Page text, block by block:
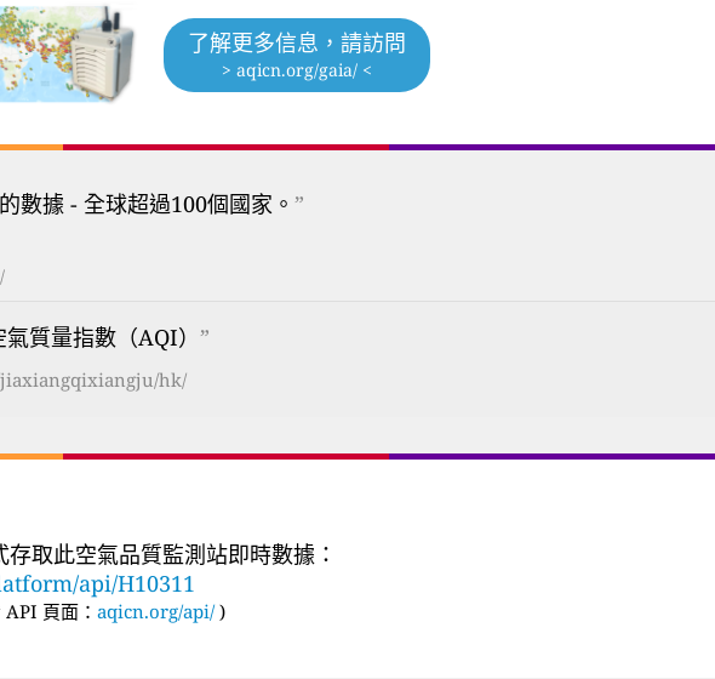
了解更多信息，請訪問
> aqicn.org/gaia/ <
數據 - 全球超過100個國家。 ”
質量指數（AQI） ”
hk/
取此空氣品質監測站即時數據：
api/H10311
頁面： aqicn.org/api/ )